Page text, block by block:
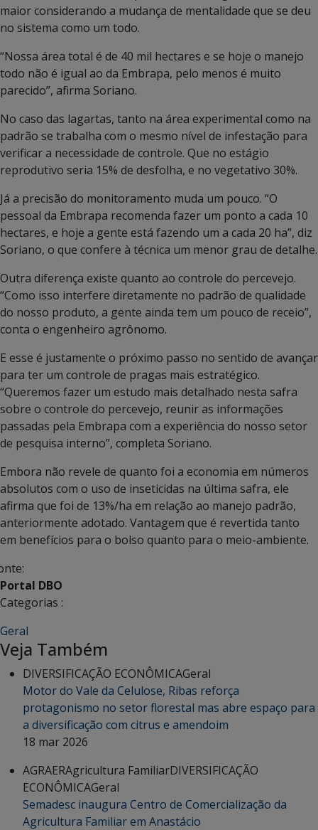
maior considerando a mudança de mentalidade que se deu
no sistema como um todo.
“Nossa área total é de 40 mil hectares e se hoje o manejo
todo não é igual ao da Embrapa, pelo menos é muito
parecido”, afirma Soriano.
No caso das lagartas, tanto na área experimental como na
padrão se trabalha com o mesmo nível de infestação para
verificar a necessidade de controle. Que no estágio
reprodutivo seria 15% de desfolha, e no vegetativo 30%.
Já a precisão do monitoramento muda um pouco. “O
pessoal da Embrapa recomenda fazer um ponto a cada 10
hectares, e hoje a gente está fazendo um a cada 20 ha”, diz
Soriano, o que confere à técnica um menor grau de detalhe.
Outra diferença existe quanto ao controle do percevejo.
“Como isso interfere diretamente no padrão de qualidade
do nosso produto, a gente ainda tem um pouco de receio”,
conta o engenheiro agrônomo.
E esse é justamente o próximo passo no sentido de avançar
para ter um controle de pragas mais estratégico.
“Queremos fazer um estudo mais detalhado nesta safra
sobre o controle do percevejo, reunir as informações
passadas pela Embrapa com a experiência do nosso setor
de pesquisa interno”, completa Soriano.
Embora não revele de quanto foi a economia em números
absolutos com o uso de inseticidas na última safra, ele
afirma que foi de 13%/ha em relação ao manejo padrão,
anteriormente adotado. Vantagem que é revertida tanto
em benefícios para o bolso quanto para o meio-ambiente.
Portal DBO
Categorias :
Geral
Veja Também
DIVERSIFICAÇÃO ECONÔMICAGeral
Motor do Vale da Celulose, Ribas reforça
protagonismo no setor florestal mas abre espaço para
a diversificação com citrus e amendoim
18 mar 2026
AGRAERAgricultura FamiliarDIVERSIFICAÇÃO
ECONÔMICAGeral
Semadesc inaugura Centro de Comercialização da
Agricultura Familiar em Anastácio